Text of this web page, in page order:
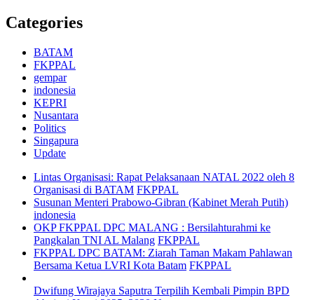
Categories
BATAM
FKPPAL
gempar
indonesia
KEPRI
Nusantara
Politics
Singapura
Update
Lintas Organisasi: Rapat Pelaksanaan NATAL 2022 oleh 8
Organisasi di BATAM FKPPAL
Susunan Menteri Prabowo-Gibran (Kabinet Merah Putih)
indonesia
OKP FKPPAL DPC MALANG : Bersilahturahmi ke
Pangkalan TNI AL Malang FKPPAL
FKPPAL DPC BATAM: Ziarah Taman Makam Pahlawan
Bersama Ketua LVRI Kota Batam FKPPAL
Dwifung Wirajaya Saputra Terpilih Kembali Pimpin BPD